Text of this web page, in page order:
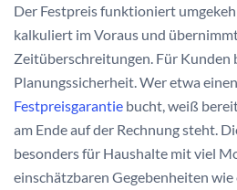
Der Festpreis funktioniert
kalkuliert im Voraus und
Zeitüberschreitungen. Für Kunden
Planungssicherheit. Wer etwa einen
Festpreisgarantie bucht, weiß
am Ende auf der Rechnung steht.
besonders für Haushalte mit viel
einschätzbaren Gegebenheiten